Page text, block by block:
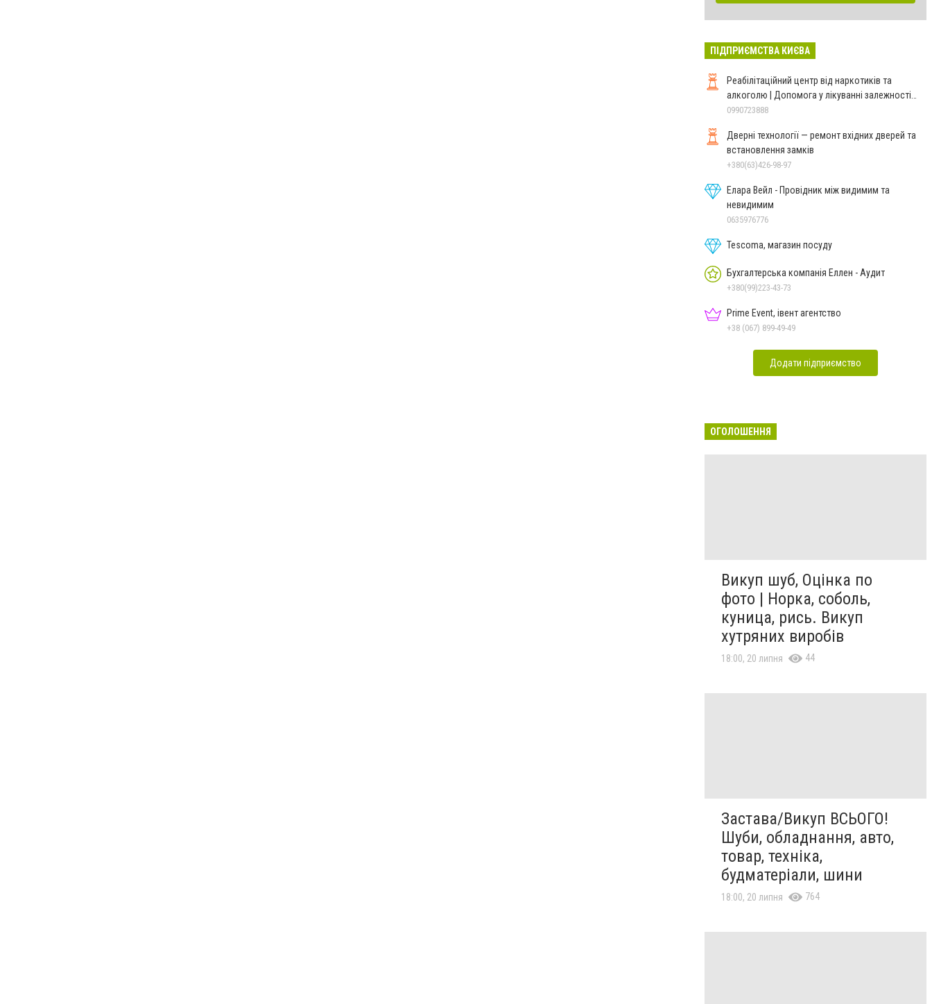
ПІДПРИЄМСТВА КИЄВА
Реабілітаційний центр від наркотиків та
алкоголю | Допомога у лікуванні залежності
ReaLife
0990723888
Дверні технології — ремонт вхідних дверей та
встановлення замків
+380(63)426-98-97
Елара Вейл - Провідник між видимим та
невидимим
0635976776
Tescoma, магазин посуду
Бухгалтерська компанія Еллен - Аудит
+380(99)223-43-73
Prime Event, івент агентство
+38 (067) 899-49-49
Додати підприємство
ОГОЛОШЕННЯ
Викуп шуб, Оцінка по
фото | Норка, соболь,
куница, рись. Викуп
хутряних виробів
18:00, 20 липня 44
Застава/Викуп ВСЬОГО!
Шуби, обладнання, авто,
товар, техніка,
будматеріали, шини
18:00, 20 липня 764